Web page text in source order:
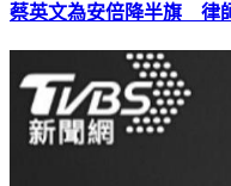
蔡英文為安倍降半旗 律